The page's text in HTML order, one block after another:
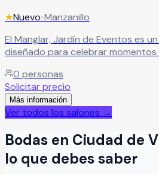
★Nuevo•Manzanillo
El Manglar, Jardín de Eventos es
diseñado para celebrar momentos
recinto es ideal para bodas, XV
graduaciones, reuniones familiares
especiales, ofreciendo
experiencias memorables junto a
Manglar nos encargamos de
disfrutes tu celebración
brindando atención personalizada,
entorno perfecto para vivir
0 personas
Solicitar precio
Más información
Ver todos los salones →
Bodas en Ciudad de
lo que debes saber